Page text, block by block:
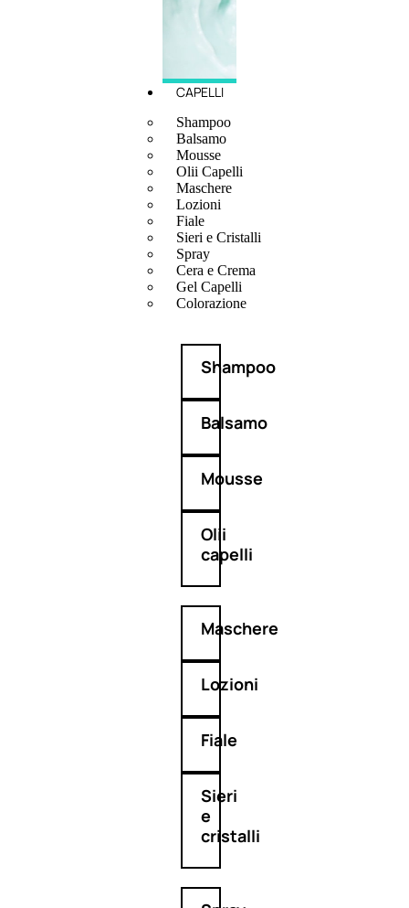
CAPELLI
Shampoo
Balsamo
Mousse
Olii Capelli
Maschere
Lozioni
Fiale
Sieri e Cristalli
Spray
Cera e Crema
Gel Capelli
Colorazione
Shampoo
Balsamo
Mousse
Olii
capelli
Maschere
Lozioni
Fiale
Sieri
e
cristalli